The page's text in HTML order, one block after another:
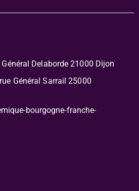
Delaborde 21000 Dijon
Général Sarrail 25000
bourgogne-franche-